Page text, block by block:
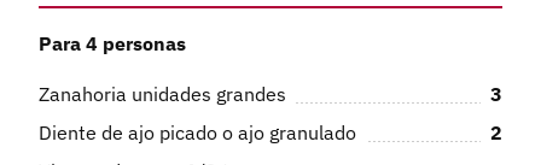
Para 4 personas
Zanahoria unidades grandes
3
Diente de ajo picado o ajo granulado
2